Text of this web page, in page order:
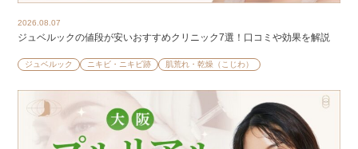
2026.08.07
ジュベルックの値段が安いおすすめクリニック7選！口コミや効果を解説
ジュベルック ニキビ・ニキビ跡 肌荒れ・乾燥（こじわ）